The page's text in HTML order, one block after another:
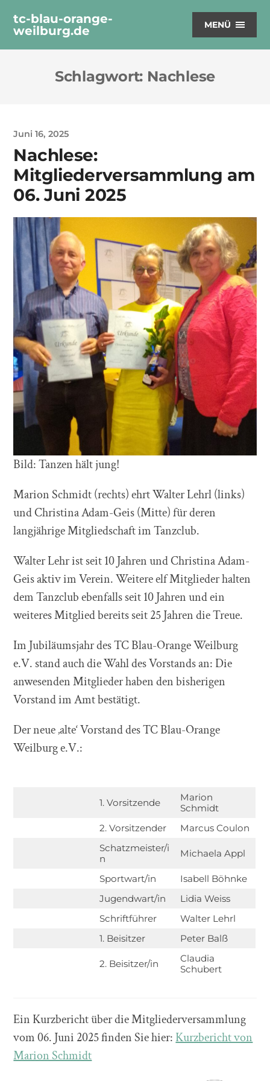
tc-blau-orange-
weilburg.de
MENÜ
Schlagwort: Nachlese
Juni 16, 2025
Nachlese:
Mitgliederversammlung am
06. Juni 2025
Bild: Tanzen hält jung!
Marion Schmidt (rechts) ehrt Walter Lehrl (links)
und Christina Adam-Geis (Mitte) für deren
langjährige Mitgliedschaft im Tanzclub.
Walter Lehr ist seit 10 Jahren und Christina Adam-
Geis aktiv im Verein. Weitere elf Mitglieder halten
dem Tanzclub ebenfalls seit 10 Jahren und ein
weiteres Mitglied bereits seit 25 Jahren die Treue.
Im Jubiläumsjahr des TC Blau-Orange Weilburg
e.V. stand auch die Wahl des Vorstands an: Die
anwesenden Mitglieder haben den bisherigen
Vorstand im Amt bestätigt.
Der neue ‚alte‘ Vorstand des TC Blau-Orange
Weilburg e.V.:
1. Vorsitzende
Marion
Schmidt
2. Vorsitzender
Marcus Coulon
Schatzmeister/i
n
Michaela Appl
Sportwart/in
Isabell Böhnke
Jugendwart/in
Lidia Weiss
Schriftführer
Walter Lehrl
1. Beisitzer
Peter Balß
2. Beisitzer/in
Claudia
Schubert
Ein Kurzbericht über die Mitgliederversammlung
vom 06. Juni 2025 finden Sie hier: Kurzbericht von
Marion Schmidt